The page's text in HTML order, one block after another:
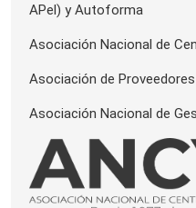
APel) y Autoforma
Asociación Nacional de
Asociación de
Asociación Nacional de